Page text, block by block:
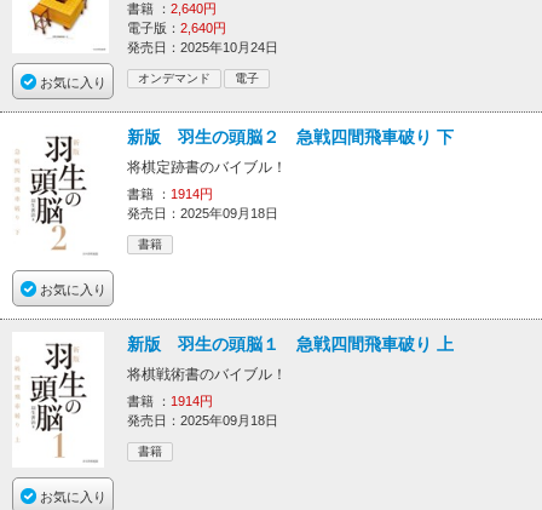
お気に入り
書籍 ： 2,640円
電子版： 2,640円
発売日：2025年10月24日
オンデマンド 電子
お気に入り
新版 羽生の頭脳２ 急戦四間飛車破り 下
将棋定跡書のバイブル！
書籍 ： 1914円
発売日：2025年09月18日
書籍
お気に入り
新版 羽生の頭脳１ 急戦四間飛車破り 上
将棋戦術書のバイブル！
書籍 ： 1914円
発売日：2025年09月18日
書籍